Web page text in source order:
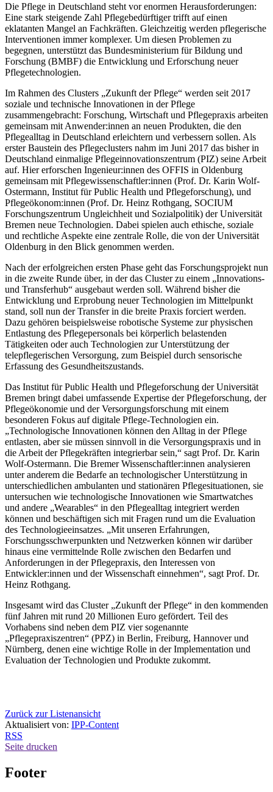
Die Pflege in Deutschland steht vor enormen Herausforderungen:
Eine stark steigende Zahl Pflegebedürftiger trifft auf einen
eklatanten Mangel an Fachkräften. Gleichzeitig werden pflegerische
Interventionen immer komplexer. Um diesen Problemen zu
begegnen, unterstützt das Bundesministerium für Bildung und
Forschung (BMBF) die Entwicklung und Erforschung neuer
Pflegetechnologien.
Im Rahmen des Clusters „Zukunft der Pflege“ werden seit 2017
soziale und technische Innovationen in der Pflege
zusammengebracht: Forschung, Wirtschaft und Pflegepraxis arbeiten
gemeinsam mit Anwender:innen an neuen Produkten, die den
Pflegealltag in Deutschland erleichtern und verbessern sollen. Als
erster Baustein des Pflegeclusters nahm im Juni 2017 das bisher in
Deutschland einmalige Pflegeinnovationszentrum (PIZ) seine Arbeit
auf. Hier erforschen Ingenieur:innen des OFFIS in Oldenburg
gemeinsam mit Pflegewissenschaftler:innen (Prof. Dr. Karin Wolf-
Ostermann, Institut für Public Health und Pflegeforschung), und
Pflegeökonom:innen (Prof. Dr. Heinz Rothgang, SOCIUM
Forschungszentrum Ungleichheit und Sozialpolitik) der Universität
Bremen neue Technologien. Dabei spielen auch ethische, soziale
und rechtliche Aspekte eine zentrale Rolle, die von der Universität
Oldenburg in den Blick genommen werden.
Nach der erfolgreichen ersten Phase geht das Forschungsprojekt nun
in die zweite Runde über, in der das Cluster zu einem „Innovations-
und Transferhub“ ausgebaut werden soll. Während bisher die
Entwicklung und Erprobung neuer Technologien im Mittelpunkt
stand, soll nun der Transfer in die breite Praxis forciert werden.
Dazu gehören beispielsweise robotische Systeme zur physischen
Entlastung des Pflegepersonals bei körperlich belastenden
Tätigkeiten oder auch Technologien zur Unterstützung der
telepflegerischen Versorgung, zum Beispiel durch sensorische
Erfassung des Gesundheitszustands.
Das Institut für Public Health und Pflegeforschung der Universität
Bremen bringt dabei umfassende Expertise der Pflegeforschung, der
Pflegeökonomie und der Versorgungsforschung mit einem
besonderen Fokus auf digitale Pflege-Technologien ein.
„Technologische Innovationen können den Alltag in der Pflege
entlasten, aber sie müssen sinnvoll in die Versorgungspraxis und in
die Arbeit der Pflegekräften integrierbar sein,“ sagt Prof. Dr. Karin
Wolf-Ostermann. Die Bremer Wissenschaftler:innen analysieren
unter anderem die Bedarfe an technologischer Unterstützung in
unterschiedlichen ambulanten und stationären Pflegesituationen, sie
untersuchen wie technologische Innovationen wie Smartwatches
und andere „Wearables“ in den Pflegealltag integriert werden
können und beschäftigen sich mit Fragen rund um die Evaluation
des Technologieeinsatzes. „Mit unseren Erfahrungen,
Forschungsschwerpunkten und Netzwerken können wir darüber
hinaus eine vermittelnde Rolle zwischen den Bedarfen und
Anforderungen in der Pflegepraxis, den Interessen von
Entwickler:innen und der Wissenschaft einnehmen“, sagt Prof. Dr.
Heinz Rothgang.
Insgesamt wird das Cluster „Zukunft der Pflege“ in den kommenden
fünf Jahren mit rund 20 Millionen Euro gefördert. Teil des
Vorhabens sind neben dem PIZ vier sogenannte
„Pflegepraxiszentren“ (PPZ) in Berlin, Freiburg, Hannover und
Nürnberg, denen eine wichtige Rolle in der Implementation und
Evaluation der Technologien und Produkte zukommt.
Zurück zur Listenansicht
Aktualisiert von: IPP-Content
RSS
Seite drucken
Footer